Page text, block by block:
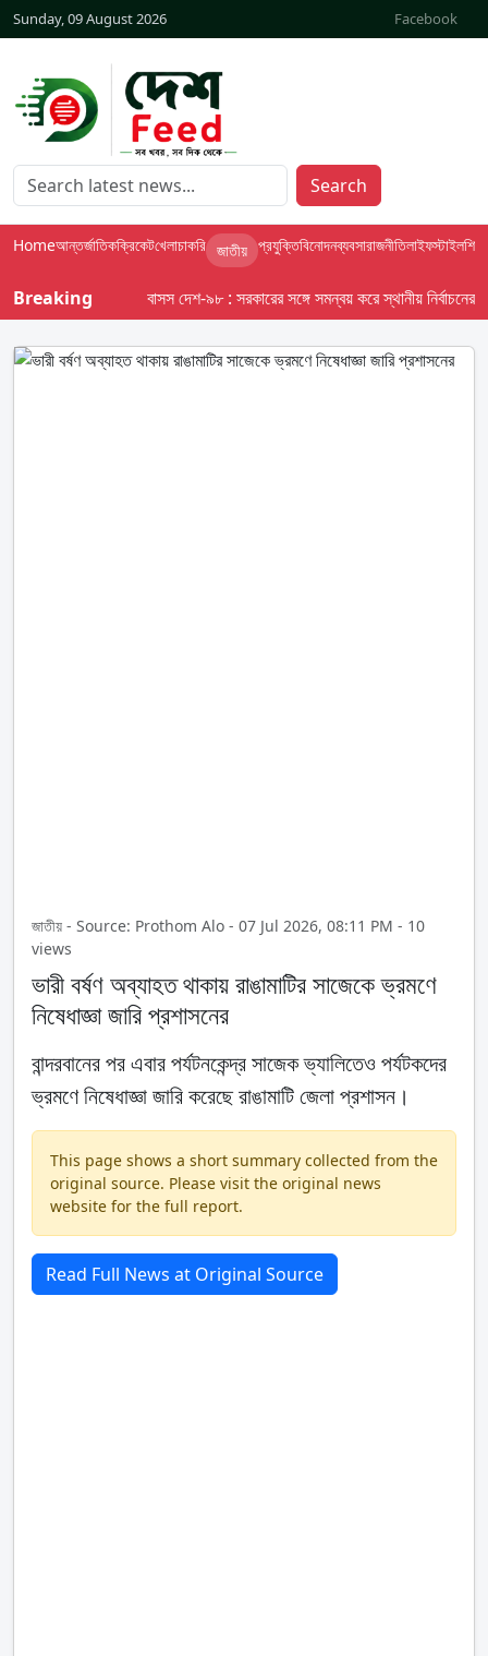
Sunday, 09 August 2026 Facebook
Search
Homeআন্তর্জাতিকক্রিকেটখেলাচাকরি জাতীয় প্রযুক্তিবিনোদনব্যবসারাজনীতিলাইফস্টাইলশিক্ষা
Breaking বাসস দেশ-৯৮ : সরকারের সঙ্গে সমন্বয় করে স্থানীয় নির্বাচনের
জাতীয় - Source: Prothom Alo - 07 Jul 2026, 08:11 PM - 10
views
ভারী বর্ষণ অব্যাহত থাকায় রাঙামাটির সাজেকে ভ্রমণে
নিষেধাজ্ঞা জারি প্রশাসনের
বান্দরবানের পর এবার পর্যটনকেন্দ্র সাজেক ভ্যালিতেও পর্যটকদের
ভ্রমণে নিষেধাজ্ঞা জারি করেছে রাঙামাটি জেলা প্রশাসন।
This page shows a short summary collected from the
original source. Please visit the original news
website for the full report.
Read Full News at Original Source